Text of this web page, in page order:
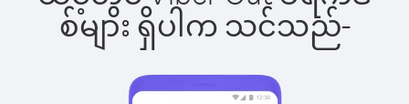
စ်များ ရှိပါက သင်သည်-